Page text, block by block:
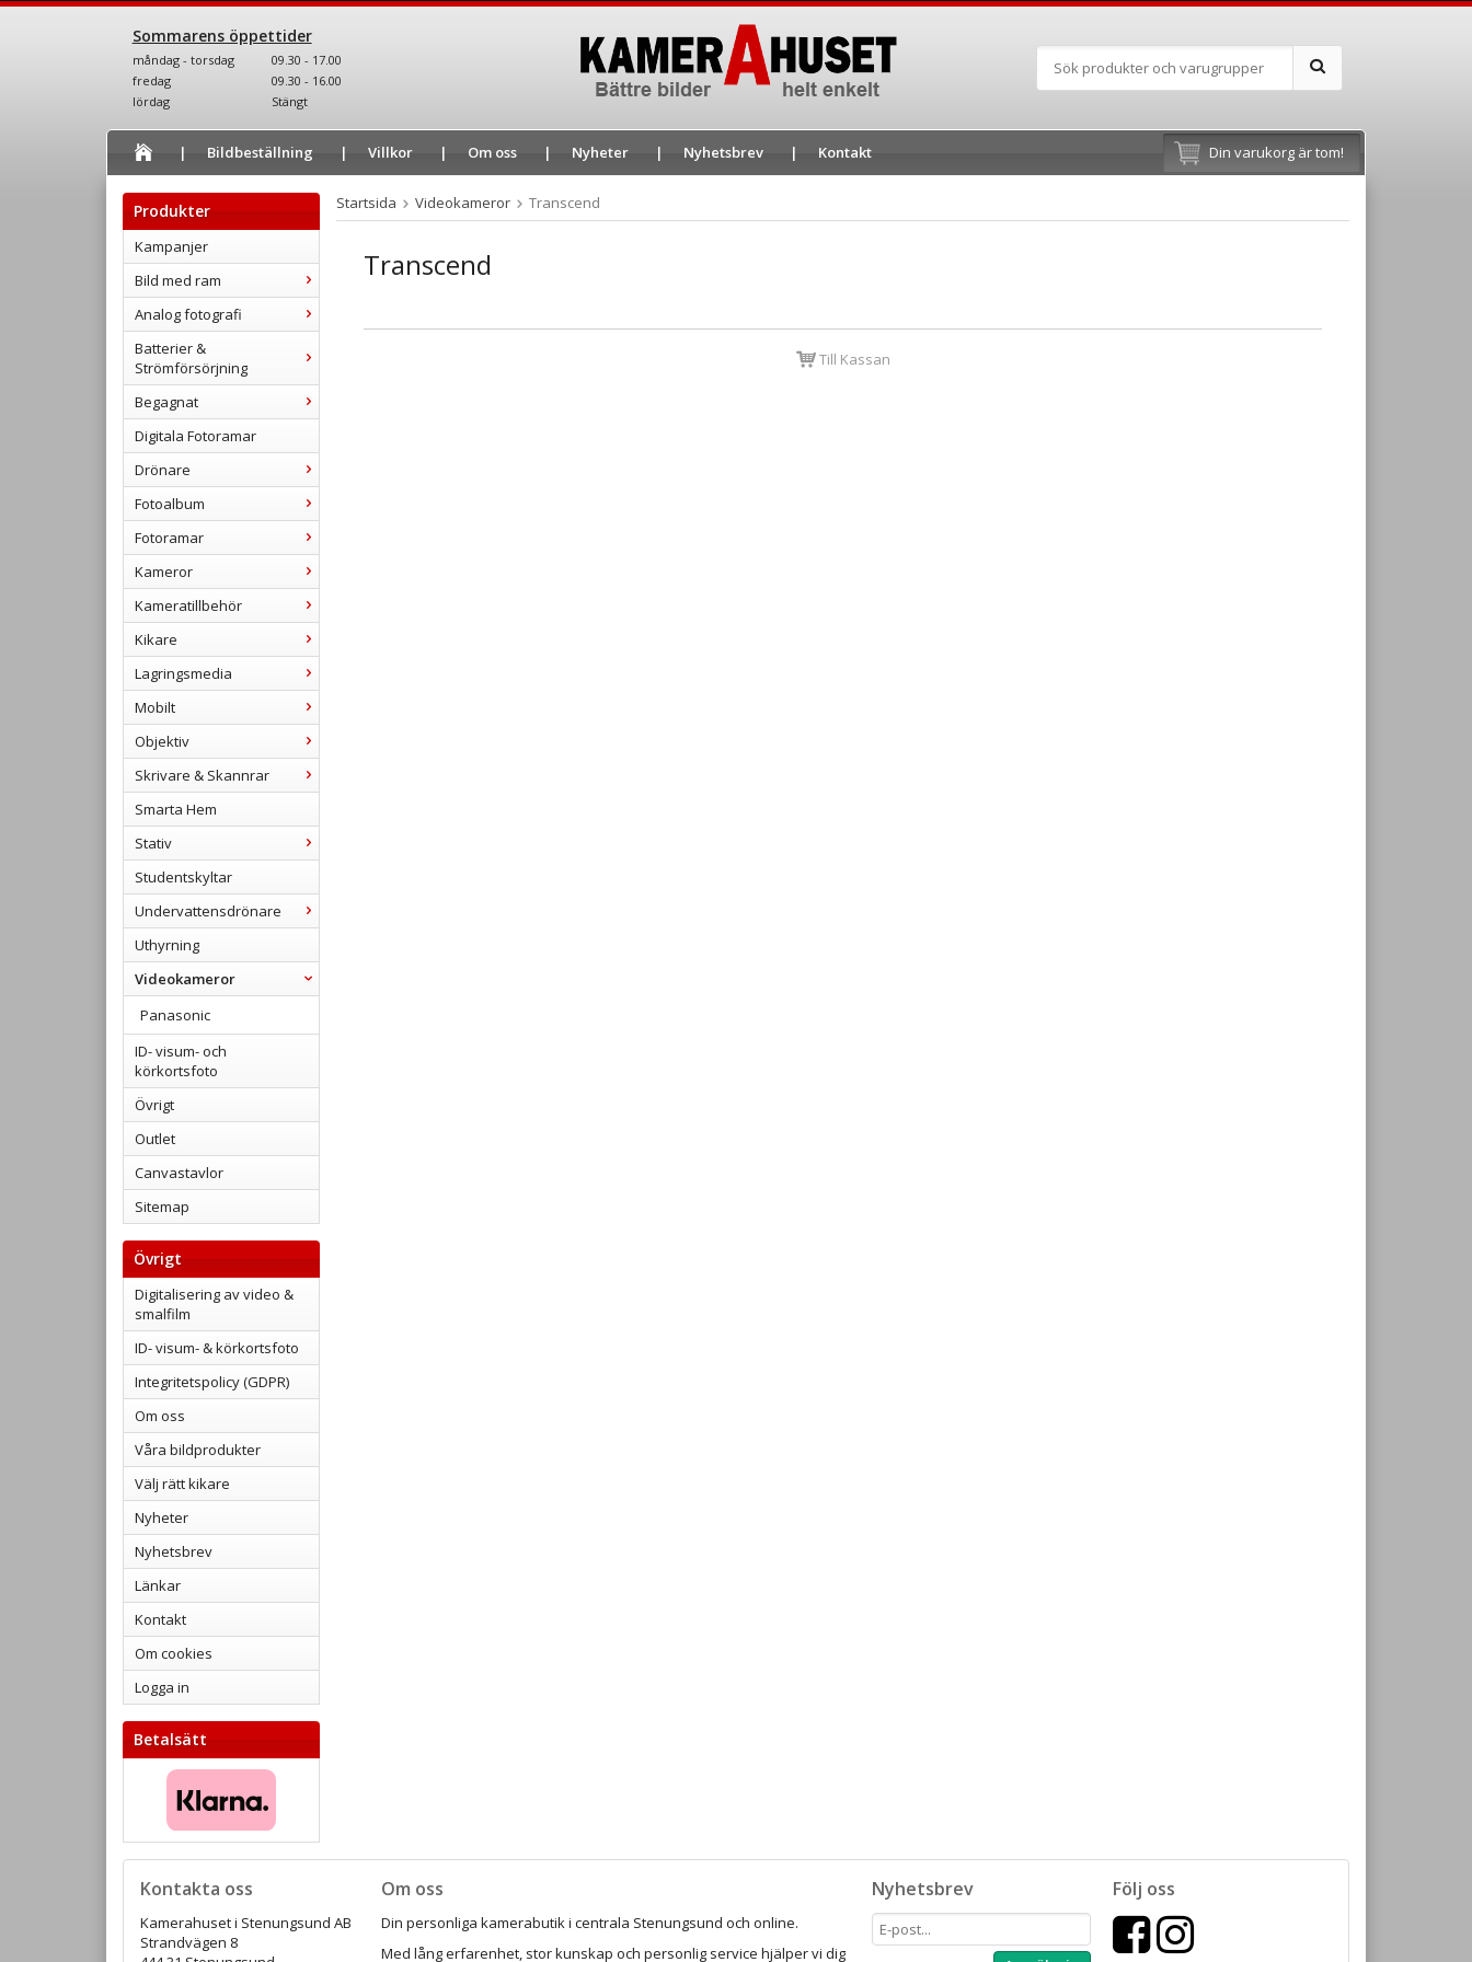
Sommarens öppettider
måndag - torsdag
09.30 - 17.00
fredag
09.30 - 16.00
lördag
Stängt
Bildbeställning Villkor Om oss Nyheter Nyhetsbrev Kontakt Din varukorg är tom!
Produkter
Kampanjer
Bild med ram
Analog fotografi
Batterier &
Strömförsörjning
Begagnat
Digitala Fotoramar
Drönare
Fotoalbum
Fotoramar
Kameror
Kameratillbehör
Kikare
Lagringsmedia
Mobilt
Objektiv
Skrivare & Skannrar
Smarta Hem
Stativ
Studentskyltar
Undervattensdrönare
Uthyrning
Videokameror
Panasonic
ID- visum- och
körkortsfoto
Övrigt
Outlet
Canvastavlor
Sitemap
Övrigt
Digitalisering av video &
smalfilm
ID- visum- & körkortsfoto
Integritetspolicy (GDPR)
Om oss
Våra bildprodukter
Välj rätt kikare
Nyheter
Nyhetsbrev
Länkar
Kontakt
Om cookies
Logga in
Betalsätt
Startsida Videokameror Transcend
Transcend
Till Kassan
Kontakta oss
Kamerahuset i Stenungsund AB
Strandvägen 8
Följ oss
Nyhetsbrev
Om oss
Din personliga kamerabutik i centrala Stenungsund och online.
Med lång erfarenhet, stor kunskap och personlig service hjälper vi dig